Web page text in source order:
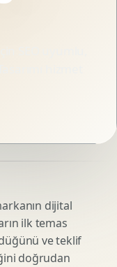
SEO uyumlu,
hizmet
dijital
ilk temas
ve teklif
doğrudan